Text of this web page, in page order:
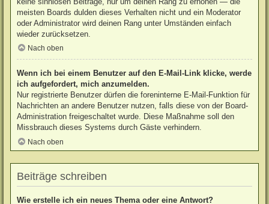
meisten Boards dulden dieses Verhalten nicht und ein Moderator
oder Administrator wird deinen Rang unter Umständen einfach
wieder zurücksetzen.
Nach oben
Wenn ich bei einem Benutzer auf den E-Mail-Link klicke, werde
ich aufgefordert, mich anzumelden.
Nur registrierte Benutzer dürfen die foreninterne E-Mail-Funktion für
Nachrichten an andere Benutzer nutzen, falls diese von der Board-
Administration freigeschaltet wurde. Diese Maßnahme soll den
Missbrauch dieses Systems durch Gäste verhindern.
Nach oben
Beiträge schreiben
Wie erstelle ich ein neues Thema oder eine Antwort?